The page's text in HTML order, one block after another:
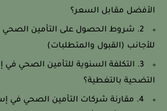
الأفضل مقابل السعر؟
2. شروط الحصول على التأمين الصحي
للأجانب (القبول والمتطلبات)
3. التكلفة السنوية للتأمين الصحي في
التضحية بالتغطية؟
4. مقارنة شركات التأمين الصحي في